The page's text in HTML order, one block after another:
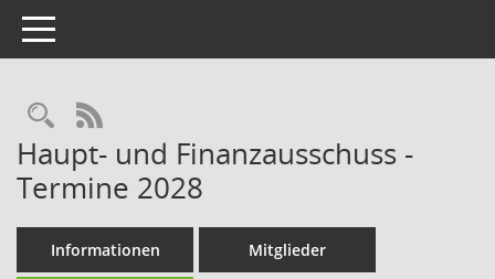
Toggle navigation
Rechercheauswahl
RSS-Feed
Haupt- und Finanzausschuss -
Termine 2028
Informationen Mitglieder